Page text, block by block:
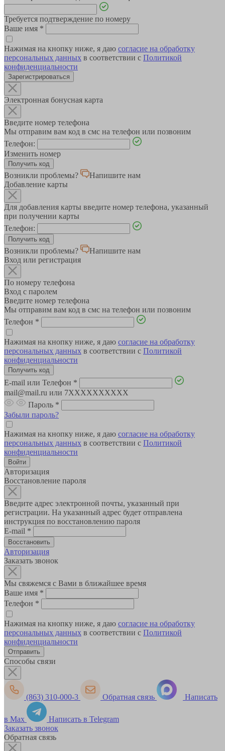
Требуется подтверждение по номеру
Ваше имя *
Нажимая на кнопку ниже, я даю согласие на обработку
персональных данных в соответствии с Политикой
конфиденциальности
Зарегистрироваться
Электронная бонусная карта
Введите номер телефона
Мы отправим вам код в смс на телефон или позвоним
Телефон:
Изменить номер
Возникли проблемы?
Напишите нам
Добавление карты
Для добавления карты введите номер телефона, указанный
при получении карты
Телефон:
Возникли проблемы?
Напишите нам
Вход или регистрация
По номеру телефона
Вход с паролем
Введите номер телефона
Мы отправим вам код в смс на телефон или позвоним
Телефон *
Нажимая на кнопку ниже, я даю согласие на обработку
персональных данных в соответствии с Политикой
конфиденциальности
E-mail или Телефон *
mail@mail.ru или 7XXXXXXXXXX
Пароль *
Забыли пароль?
Нажимая на кнопку ниже, я даю согласие на обработку
персональных данных в соответствии с Политикой
конфиденциальности
Авторизация
Восстановление пароля
Введите адрес электронной почты, указанный при
регистрации. На указанный адрес будет отправлена
инструкция по восстановлению пароля
E-mail *
Авторизация
Заказать звонок
Мы свяжемся с Вами в ближайшее время
Ваше имя *
Телефон *
Нажимая на кнопку ниже, я даю согласие на обработку
персональных данных в соответствии с Политикой
конфиденциальности
Способы связи
(863) 310-000-3 Обратная связь Написать
в Max
Написать в Telegram
Заказать звонок
Обратная связь